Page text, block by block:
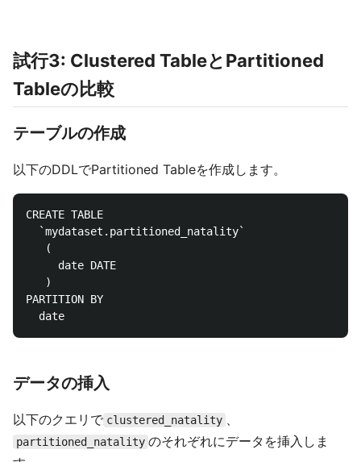
試行3: Clustered TableとPartitioned
Tableの比較
テーブルの作成
以下のDDLでPartitioned Tableを作成します。
CREATE TABLE
  `mydataset.partitioned_natality`
   (
     date DATE
   )
PARTITION BY
データの挿入
以下のクエリで clustered_natality 、
partitioned_natality のそれぞれにデータを挿入しま